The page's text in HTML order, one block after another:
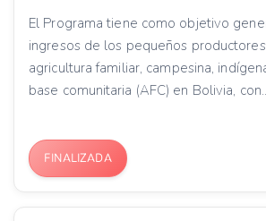
El Programa tiene como objetivo
ingresos de los pequeños
agricultura familiar, campesina,
base comunitaria (AFC) en Bolivia,
FINALIZADA